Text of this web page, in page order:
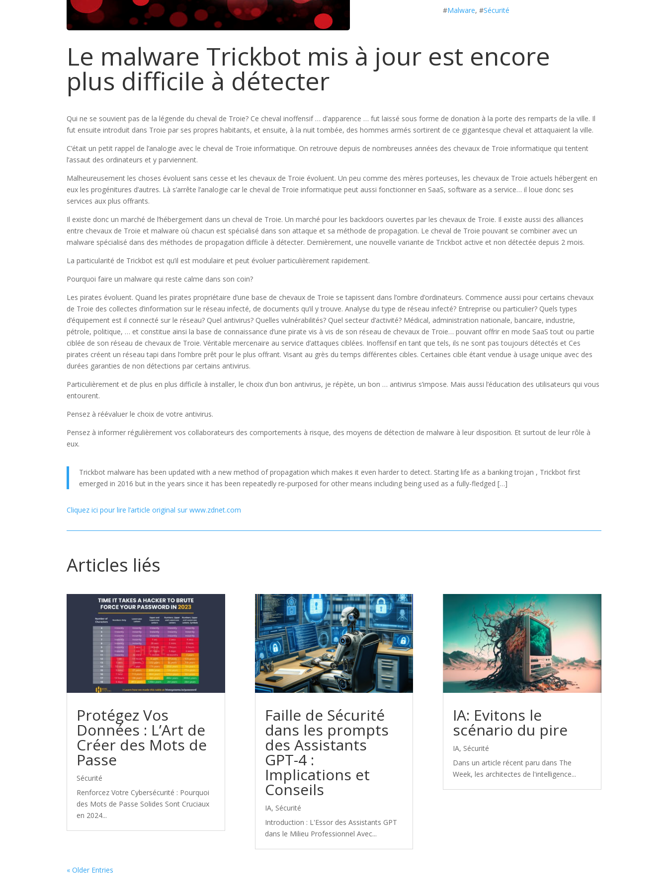
#Malware, #Sécurité
Le malware Trickbot mis à jour est encore
plus difficile à détecter
Qui ne se souvient pas de la légende du cheval de Troie? Ce cheval inoffensif … d’apparence … fut laissé sous forme de donation à la porte des remparts de la ville. Il
fut ensuite introduit dans Troie par ses propres habitants, et ensuite, à la nuit tombée, des hommes armés sortirent de ce gigantesque cheval et attaquaient la ville.
C’était un petit rappel de l’analogie avec le cheval de Troie informatique. On retrouve depuis de nombreuses années des chevaux de Troie informatique qui tentent
l’assaut des ordinateurs et y parviennent.
Malheureusement les choses évoluent sans cesse et les chevaux de Troie évoluent. Un peu comme des mères porteuses, les chevaux de Troie actuels hébergent en
eux les progénitures d’autres. Là s’arrête l’analogie car le cheval de Troie informatique peut aussi fonctionner en SaaS, software as a service… il loue donc ses
services aux plus offrants.
Il existe donc un marché de l’hébergement dans un cheval de Troie. Un marché pour les backdoors ouvertes par les chevaux de Troie. Il existe aussi des alliances
entre chevaux de Troie et malware où chacun est spécialisé dans son attaque et sa méthode de propagation. Le cheval de Troie pouvant se combiner avec un
malware spécialisé dans des méthodes de propagation difficile à détecter. Dernièrement, une nouvelle variante de Trickbot active et non détectée depuis 2 mois.
La particularité de Trickbot est qu’il est modulaire et peut évoluer particulièrement rapidement.
Pourquoi faire un malware qui reste calme dans son coin?
Les pirates évoluent. Quand les pirates propriétaire d’une base de chevaux de Troie se tapissent dans l’ombre d’ordinateurs. Commence aussi pour certains chevaux
de Troie des collectes d’information sur le réseau infecté, de documents qu’il y trouve. Analyse du type de réseau infecté? Entreprise ou particulier? Quels types
d’équipement est il connecté sur le réseau? Quel antivirus? Quelles vulnérabilités? Quel secteur d’activité? Médical, administration nationale, bancaire, industrie,
pétrole, politique, … et constitue ainsi la base de connaissance d’une pirate vis à vis de son réseau de chevaux de Troie… pouvant offrir en mode SaaS tout ou partie
ciblée de son réseau de chevaux de Troie. Véritable mercenaire au service d’attaques ciblées. Inoffensif en tant que tels, ils ne sont pas toujours détectés et Ces
pirates créent un réseau tapi dans l’ombre prêt pour le plus offrant. Visant au grès du temps différentes cibles. Certaines cible étant vendue à usage unique avec des
durées garanties de non détections par certains antivirus.
Particulièrement et de plus en plus difficile à installer, le choix d’un bon antivirus, je répète, un bon … antivirus s’impose. Mais aussi l’éducation des utilisateurs qui vous
entourent.
Pensez à réévaluer le choix de votre antivirus.
Pensez à informer régulièrement vos collaborateurs des comportements à risque, des moyens de détection de malware à leur disposition. Et surtout de leur rôle à
eux.
Trickbot malware has been updated with a new method of propagation which makes it even harder to detect. Starting life as a banking trojan , Trickbot first
emerged in 2016 but in the years since it has been repeatedly re-purposed for other means including being used as a fully-fledged […]
Cliquez ici pour lire l’article original sur www.zdnet.com
Articles liés
Protégez Vos
Données : L’Art de
Créer des Mots de
Passe
Sécurité
Renforcez Votre Cybersécurité : Pourquoi
des Mots de Passe Solides Sont Cruciaux
en 2024...
Faille de Sécurité
dans les prompts
des Assistants
GPT-4 :
Implications et
Conseils
IA, Sécurité
Introduction : L'Essor des Assistants GPT
dans le Milieu Professionnel Avec...
IA: Evitons le
scénario du pire
IA, Sécurité
Dans un article récent paru dans The
Week, les architectes de l'intelligence...
« Older Entries